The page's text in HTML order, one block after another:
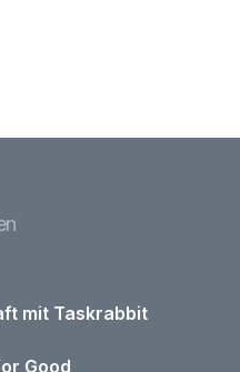
mit Taskrabbit
Good